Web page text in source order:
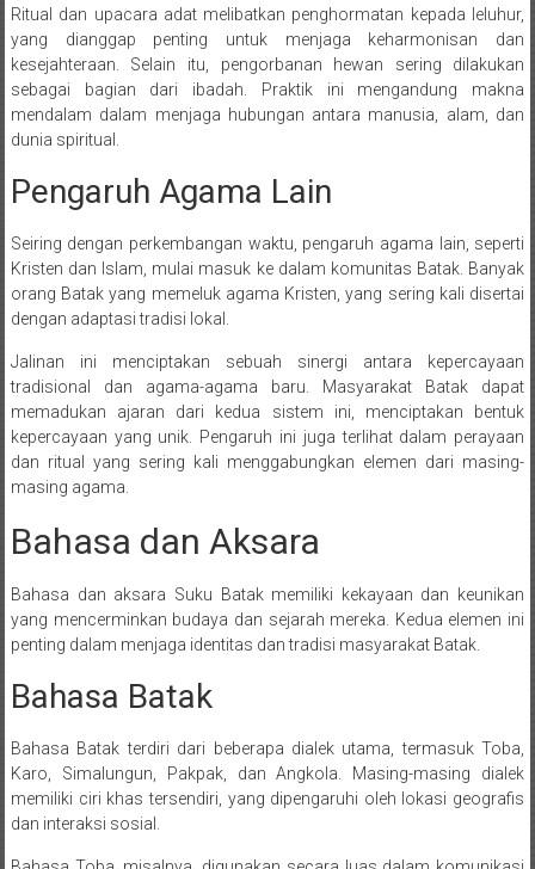
Ritual dan upacara adat melibatkan penghormatan kepada leluhur,
yang dianggap penting untuk menjaga keharmonisan dan
kesejahteraan. Selain itu, pengorbanan hewan sering dilakukan
sebagai bagian dari ibadah. Praktik ini mengandung makna
mendalam dalam menjaga hubungan antara manusia, alam, dan
dunia spiritual.
Pengaruh Agama Lain
Seiring dengan perkembangan waktu, pengaruh agama lain, seperti
Kristen dan Islam, mulai masuk ke dalam komunitas Batak. Banyak
orang Batak yang memeluk agama Kristen, yang sering kali disertai
dengan adaptasi tradisi lokal.
Jalinan ini menciptakan sebuah sinergi antara kepercayaan
tradisional dan agama-agama baru. Masyarakat Batak dapat
memadukan ajaran dari kedua sistem ini, menciptakan bentuk
kepercayaan yang unik. Pengaruh ini juga terlihat dalam perayaan
dan ritual yang sering kali menggabungkan elemen dari masing-
masing agama.
Bahasa dan Aksara
Bahasa dan aksara Suku Batak memiliki kekayaan dan keunikan
yang mencerminkan budaya dan sejarah mereka. Kedua elemen ini
penting dalam menjaga identitas dan tradisi masyarakat Batak.
Bahasa Batak
Bahasa Batak terdiri dari beberapa dialek utama, termasuk Toba,
Karo, Simalungun, Pakpak, dan Angkola. Masing-masing dialek
memiliki ciri khas tersendiri, yang dipengaruhi oleh lokasi geografis
dan interaksi sosial.